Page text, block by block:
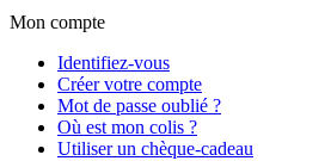
Mon compte
Identifiez-vous
Créer votre compte
Mot de passe oublié ?
Où est mon colis ?
Utiliser un chèque-cadeau